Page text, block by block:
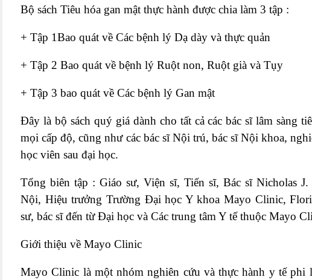
Bộ sách Tiêu hóa gan mật thực hành được chia làm 3 tập :
+ Tập 1Bao quát về Các bệnh lý Dạ dày và thực quản
+ Tập 2 Bao quát về bệnh lý Ruột non, Ruột già và Tụy
+ Tập 3 bao quát về Các bệnh lý Gan mật
Đây là bộ sách quý giá dành cho tất cả các bác sĩ lâm sàng
mọi cấp độ, cũng như các bác sĩ Nội trú, bác sĩ Nội khoa,
học viên sau đại học.
Tổng biên tập : Giáo sư, Viện sĩ, Tiến sĩ, Bác sĩ Nicholas
Nội, Hiệu trưởng Trường Đại học Y khoa Mayo Clinic,
sư, bác sĩ đến từ Đại học và Các trung tâm Y tế thuộc Mayo
Giới thiệu về Mayo Clinic
Mayo Clinic là một nhóm nghiên cứu và thực hành y tế phi